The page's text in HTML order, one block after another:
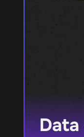
Data